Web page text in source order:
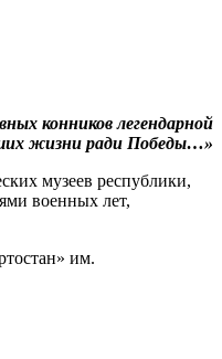
конников легендарной
жизни ради Победы…»
музеев республики,
военных лет,
им.